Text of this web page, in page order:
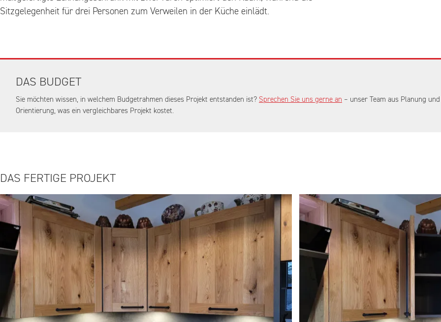
Sitzgelegenheit für drei Personen zum Verweilen in der Küche einlädt.
DAS BUDGET
Sie möchten wissen, in welchem Budgetrahmen dieses Projekt entstanden ist? Sprechen Sie uns gerne an – unser Team aus Planung
Orientierung, was ein vergleichbares Projekt kostet.
DAS FERTIGE PROJEKT